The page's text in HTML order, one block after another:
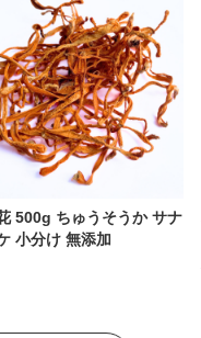
500g ちゅうそうか サナ
小分け 無添加